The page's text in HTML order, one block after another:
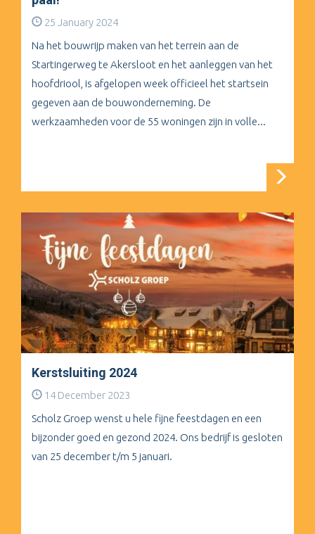
25 January 2024
Na het bouwrijp maken van het terrein aan de
Startingerweg te Akersloot en het aanleggen van het
hoofdriool, is afgelopen week officieel het startsein
gegeven aan de bouwonderneming. De
werkzaamheden voor de 55 woningen zijn in volle...
Kerstsluiting 2024
14 December 2023
Scholz Groep wenst u hele fijne feestdagen en een
bijzonder goed en gezond 2024. Ons bedrijf is gesloten
van 25 december t/m 5 januari.